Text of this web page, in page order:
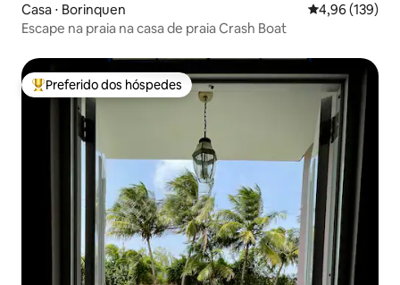
Casa ⋅ Borinquen 4,96 de uma
4,96 (139)
Escape na praia na casa de praia Crash Boat
Entre os melhores preferidos dos hóspedes
Preferido dos hóspedes